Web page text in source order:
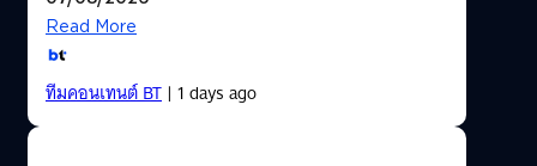
Read More
ทีมคอนเทนต์ BT| 1 days ago